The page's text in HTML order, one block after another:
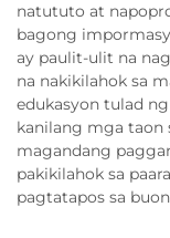
natututo at
bagong
ay paulit-ulit na
na nakikilahok sa
edukasyon tulad
kanilang mga taon
magandang
pakikilahok sa
pagtatapos sa